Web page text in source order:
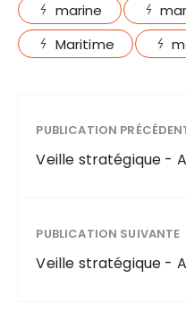
marine
Maritime
PUBLICATION
Veille stratégique -
PUBLICATION SUIVANTE
Veille stratégique -